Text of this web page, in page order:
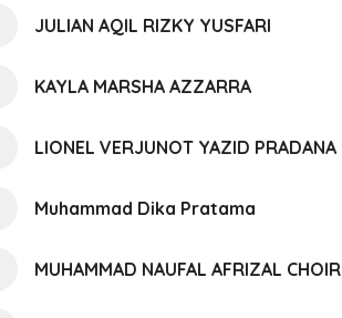
JULIAN AQIL RIZKY YUSFARI
KAYLA MARSHA AZZARRA
LIONEL VERJUNOT YAZID PRADANA
Muhammad Dika Pratama
MUHAMMAD NAUFAL AFRIZAL CHOIR